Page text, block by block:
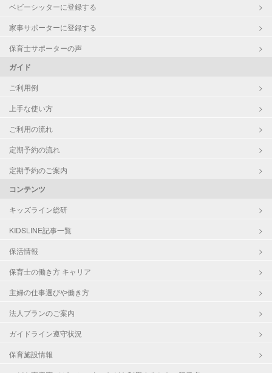
ベビーシッターに登録する
家事サポーターに登録する
保育士サポーターの声
ガイド
ご利用例
上手な使い方
ご利用の流れ
定期予約の流れ
定期予約のご案内
コンテンツ
キッズライン総研
KIDSLINE記事一覧
保活情報
保育士の働き方 キャリア
主婦の仕事選びや働き方
法人プランのご案内
ガイドライン遵守状況
保育施設情報